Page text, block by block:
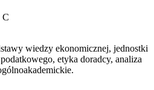
C
wiedzy ekonomicznej, jednostki
etyka doradcy, analiza